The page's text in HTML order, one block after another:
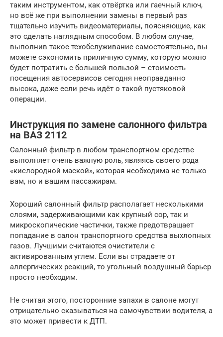
таким инструментом, как отвёртка или гаечный ключ,
но всё же при выполнении замены в первый раз
тщательно изучить видеоматериалы, поясняющие, как
это сделать наглядным способом. В любом случае,
выполнив такое техобслуживание самостоятельно, вы
можете сэкономить приличную сумму, которую можно
будет потратить с большей пользой – стоимость
посещения автосервисов сегодня неоправданно
высока, даже если речь идёт о такой пустяковой
операции.
Инструкция по замене салонного фильтра
на ВАЗ 2112
Салонный фильтр в любом транспортном средстве
выполняет очень важную роль, являясь своего рода
«кислородной маской», которая необходима не только
вам, но и вашим пассажирам.
Хороший салонный фильтр располагает несколькими
слоями, задерживающими как крупный сор, так и
микроскопические частички, также предотвращает
попадание в салон транспортного средства выхлопных
газов. Лучшими считаются очистители с
активированным углем. Если вы страдаете от
аллергических реакций, то угольный воздушный барьер
просто необходим.
Не считая этого, посторонние запахи в салоне могут
отрицательно сказываться на самочувствии водителя, а
это может привести к ДТП.